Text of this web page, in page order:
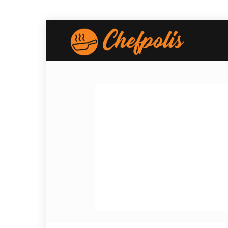
Chefpolis